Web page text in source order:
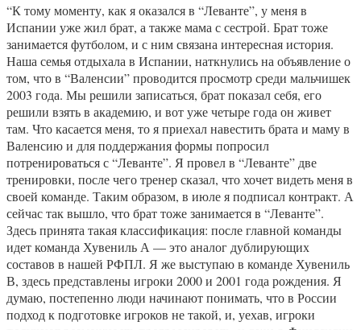
“К тому моменту, как я оказался в “Леванте”, у меня в
Испании уже жил брат, а также мама с сестрой. Брат тоже
занимается футболом, и с ним связана интересная история.
Наша семья отдыхала в Испании, наткнулись на объявление о
том, что в “Валенсии” проводится просмотр среди мальчишек
2003 года. Мы решили записаться, брат показал себя, его
решили взять в академию, и вот уже четыре года он живет
там. Что касается меня, то я приехал навестить брата и маму в
Валенсию и для поддержания формы попросил
потренироваться с “Леванте”. Я провел в “Леванте” две
тренировки, после чего тренер сказал, что хочет видеть меня в
своей команде. Таким образом, в июле я подписал контракт. А
сейчас так вышло, что брат тоже занимается в “Леванте”.
Здесь принята такая классификация: после главной команды
идет команда Хувениль А — это аналог дублирующих
составов в нашей РФПЛ. Я же выступаю в команде Хувениль
В, здесь представлены игроки 2000 и 2001 года рождения. Я
думаю, постепенно люди начинают понимать, что в России
подход к подготовке игроков не такой, и, уехав, игроки